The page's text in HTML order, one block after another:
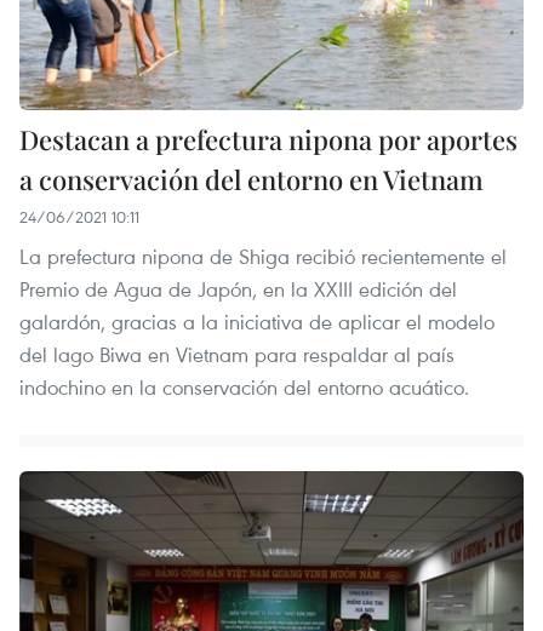
Destacan a prefectura nipona por aportes
a conservación del entorno en Vietnam
24/06/2021 10:11
La prefectura nipona de Shiga recibió recientemente el
Premio de Agua de Japón, en la XXIII edición del
galardón, gracias a la iniciativa de aplicar el modelo
del lago Biwa en Vietnam para respaldar al país
indochino en la conservación del entorno acuático.